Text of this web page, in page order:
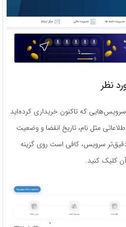
که تاکنون خریداری کرده‌اید
مثل نام، تاریخ انقضا و وضعیت
سرویس، کافی است روی گزینه
کلیک کنید.